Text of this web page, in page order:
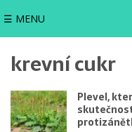
☰ MENU
krevní cukr
Plevel,